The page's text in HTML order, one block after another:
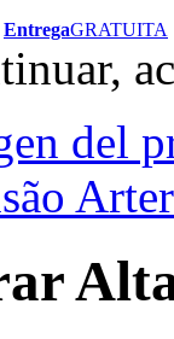
EntregaGRATUITA
del